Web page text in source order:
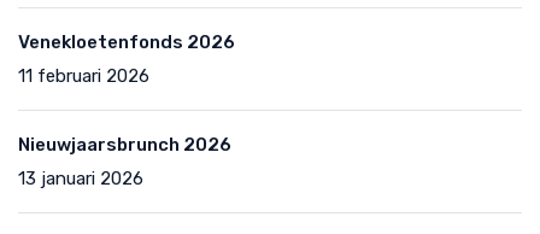
Venekloetenfonds 2026
11 februari 2026
Nieuwjaarsbrunch 2026
13 januari 2026